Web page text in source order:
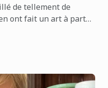
de tellement de
ont fait un art à part